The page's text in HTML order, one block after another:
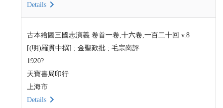
Details
古本繪圖三國志演義 卷首一卷,十六卷,一百二十回 v.8
[(明)羅貫中撰] ; 金聖歎批 ; 毛宗崗評
1920?
天寶書局印行
上海市
Details